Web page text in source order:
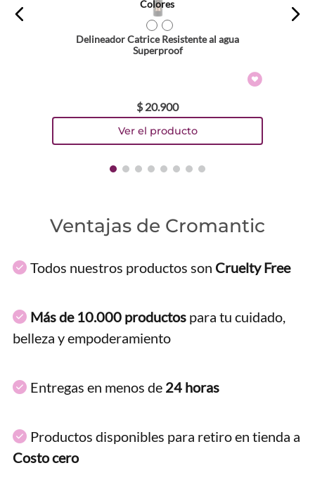
Escribe un comentario
ENVIAR COMENTARIO
Colores
Delineador Catrice Resistente al agua
Superproof
$ 20.900
Ventajas de Cromantic
Todos nuestros productos son Cruelty Free
Más de 10.000 productos para tu cuidado,
belleza y empoderamiento
Entregas en menos de 24 horas
Productos disponibles para retiro en tienda a
Costo cero